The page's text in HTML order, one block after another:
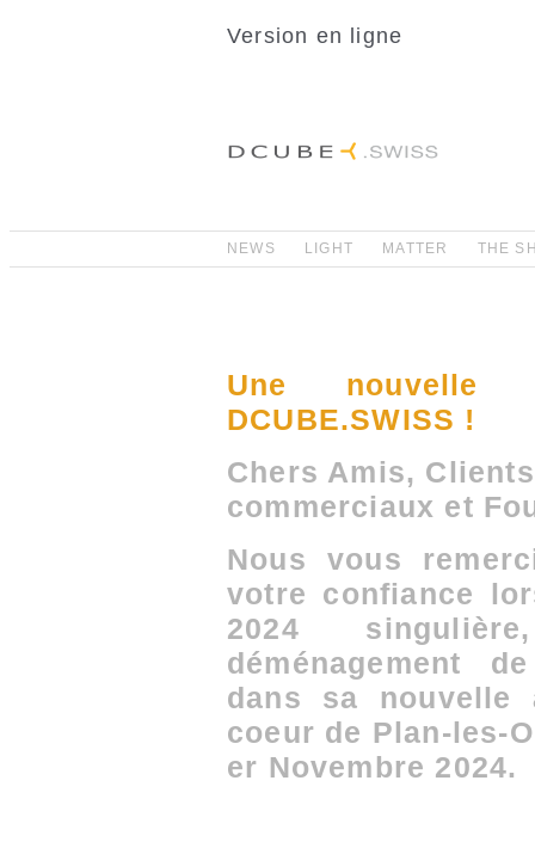
Version en ligne
NEWS LIGHT MATTER THE
Une nouvelle
DCUBE.SWISS !
Chers Amis,
commerciaux et
Nous vous
votre confiance
2024
déménagement
dans sa nouvelle
coeur de Plan-les-
er Novembre 2024.